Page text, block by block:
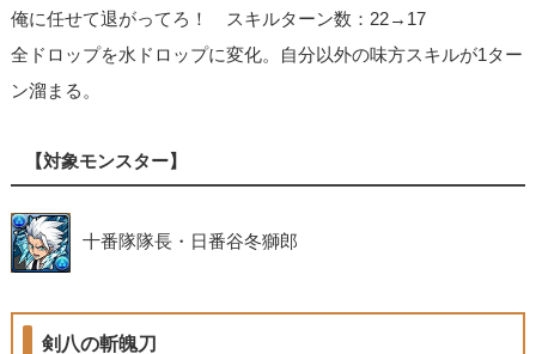
俺に任せて退がってろ！ スキルターン数：22→17
全ドロップを水ドロップに変化。自分以外の味方スキルが1ター
ン溜まる。
【対象モンスター】
十番隊隊長・日番谷冬獅郎
剣八の斬魄刀